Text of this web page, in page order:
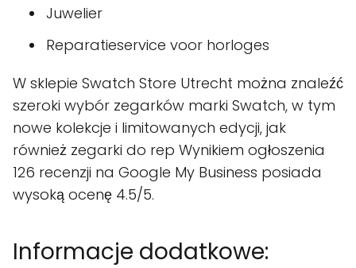
Juwelier
Reparatieservice voor horloges
W sklepie Swatch Store Utrecht można znaleźć
szeroki wybór zegarków marki Swatch, w tym
nowe kolekcje i limitowanych edycji, jak
również zegarki do rep Wynikiem ogłoszenia
126 recenzji na Google My Business posiada
wysoką ocenę 4.5/5.
Informacje dodatkowe: